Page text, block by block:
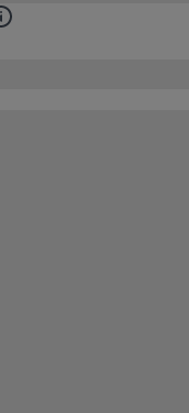
ID de pesquisa